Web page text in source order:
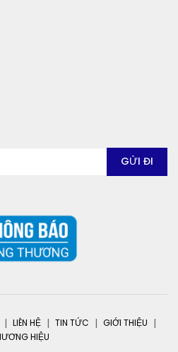
LIÊN HỆ TIN TỨC
GIỚI THIỆU
HIỆU